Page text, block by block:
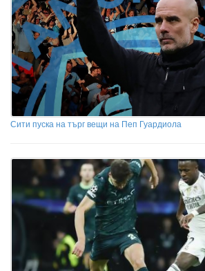
Сити пуска на търг вещи на Пеп Гуардиола